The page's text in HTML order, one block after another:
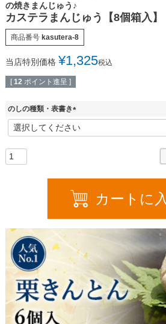
の焼きまんじゅう♪
カステラまんじゅう【8個箱入】
商品番号 kasutera-8
当店特別価格 ¥1,325税込
[ 12 ポイント進呈 ]
のしの種類・表書き
(
必
カートに